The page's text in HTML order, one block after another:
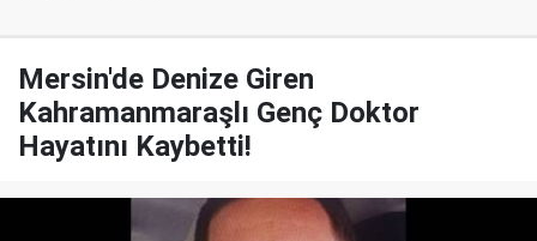
Mersin'de Denize Giren
Kahramanmaraşlı Genç Doktor
Hayatını Kaybetti!